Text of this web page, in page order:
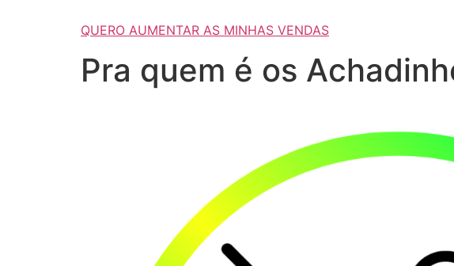
QUERO AUMENTAR AS MINHAS VENDAS
Pra quem é os